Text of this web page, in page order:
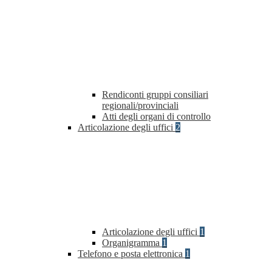
Rendiconti gruppi consiliari
regionali/provinciali
Atti degli organi di controllo
Articolazione degli uffici 2
Articolazione degli uffici 1
Organigramma 1
Telefono e posta elettronica 1